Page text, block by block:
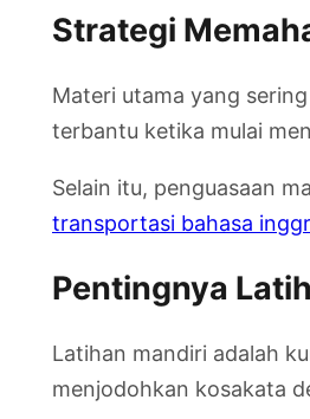
Strategi
Materi utama yang
terbantu ketika mulai
Selain itu, penguasaan
transportasi bahasa
Pentingnya
Latihan mandiri adalah
menjodohkan kosakata